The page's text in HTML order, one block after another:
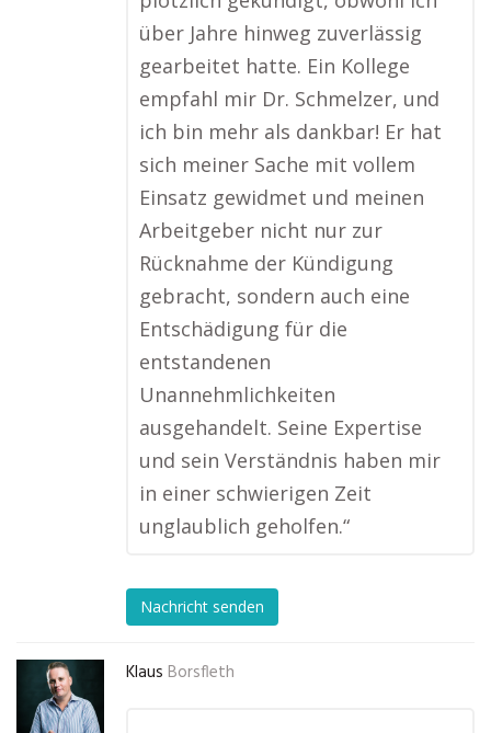
über Jahre hinweg zuverlässig
gearbeitet hatte. Ein Kollege
empfahl mir Dr. Schmelzer, und
ich bin mehr als dankbar! Er hat
sich meiner Sache mit vollem
Einsatz gewidmet und meinen
Arbeitgeber nicht nur zur
Rücknahme der Kündigung
gebracht, sondern auch eine
Entschädigung für die
entstandenen
Unannehmlichkeiten
ausgehandelt. Seine Expertise
und sein Verständnis haben mir
in einer schwierigen Zeit
unglaublich geholfen.“
Nachricht senden
Klaus Borsfleth